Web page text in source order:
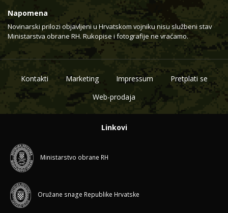
Napomena
Novinarski prilozi objavljeni u Hrvatskom vojniku nisu službeni stav
Ministarstva obrane RH. Rukopise i fotografije ne vraćamo.
Kontakti Marketing Impressum
Pretplati se
Web-prodaja
Linkovi
Ministarstvo obrane RH
Oružane snage Republike Hrvatske